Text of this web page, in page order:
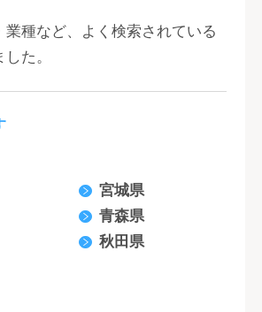
業種など、よく検索されている
た。
宮城県
青森県
秋田県